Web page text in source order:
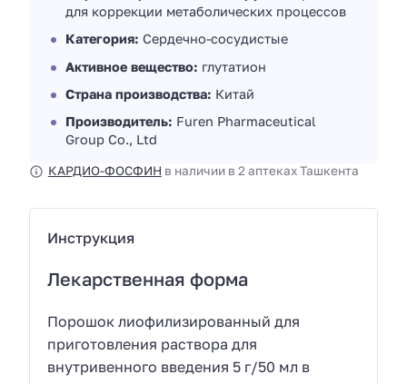
для коррекции метаболических процессов
Категория: Сердечно-сосудистые
Активное вещество: глутатион
Страна производства: Китай
Производитель: Furen Pharmaceutical
Group Co., Ltd
КАРДИО-ФОСФИН в наличии в 2 аптеках Ташкента
Инструкция
Лекарственная форма
Порошок лиофилизированный для
приготовления раствора для
внутривенного введения 5 г/50 мл в